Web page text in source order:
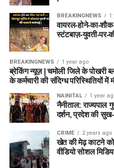
BREAKINGNEWS 1
वायरल-होने-का-
स्टंटबाज़-युवती-पर-
BREAKINGNEWS 1 year ago
ब्रेकिंग न्यूज़ | चमोली जिले के पोखरी
के कर्मचारी की संदिग्ध परिस्थितियों में
NAINITAL 1 year
नैनीताल: राज्यपाल
दर्शन, प्रदेश की
CRIME 2 years ago
खेत की मेढ़ काटने को
वीडियो सोशल